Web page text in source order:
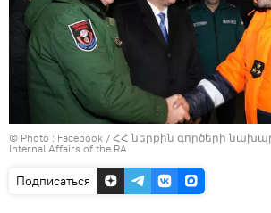
© Photo : Facebook / ՀՀ ներքին գործերի
Internal Affairs of the RA
Подписаться